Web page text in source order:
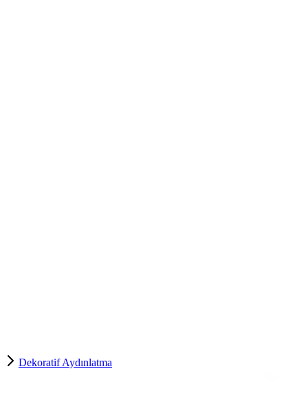
Dekoratif Aydınlatma